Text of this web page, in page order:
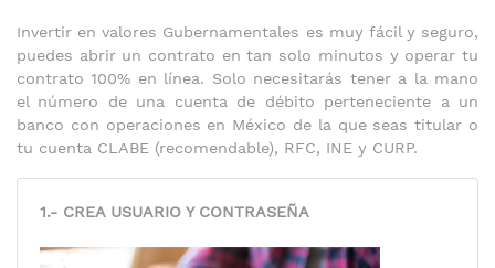
Invertir en valores Gubernamentales es muy fácil y seguro,
puedes abrir un contrato en tan solo minutos y operar tu
contrato 100% en línea. Solo necesitarás tener a la mano
el número de una cuenta de débito perteneciente a un
banco con operaciones en México de la que seas titular o
tu cuenta CLABE (recomendable), RFC, INE y CURP.
1.- CREA USUARIO Y CONTRASEÑA